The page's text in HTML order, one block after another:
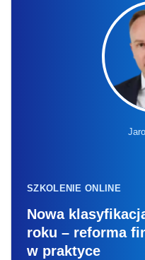
SZKOLENIE ONLINE
Nowa
roku – reforma
w praktyce